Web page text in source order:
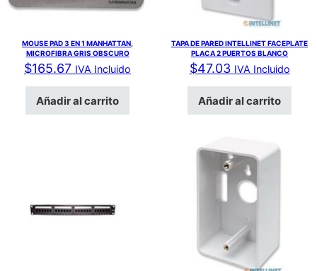
MOUSE PAD 3 EN 1 MANHATTAN,
MICROFIBRA GRIS OBSCURO
$165.67 IVA Incluido
Añadir al carrito
TAPA DE PARED INTELLINET FACEPLATE
PLACA 2 PUERTOS BLANCO
$47.03 IVA Incluido
Añadir al carrito